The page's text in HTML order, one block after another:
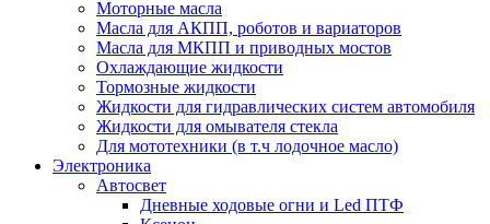
Моторные масла
Масла для АКПП, роботов и вариаторов
Масла для МКПП и приводных мостов
Охлаждающие жидкости
Тормозные жидкости
Жидкости для гидравлических систем автомобиля
Жидкости для омывателя стекла
Для мототехники (в т.ч лодочное масло)
Электроника
Автосвет
Дневные ходовые огни и Led ПТФ